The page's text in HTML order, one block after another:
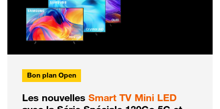
Bon plan Open
Les nouvelles Smart TV Mini LED